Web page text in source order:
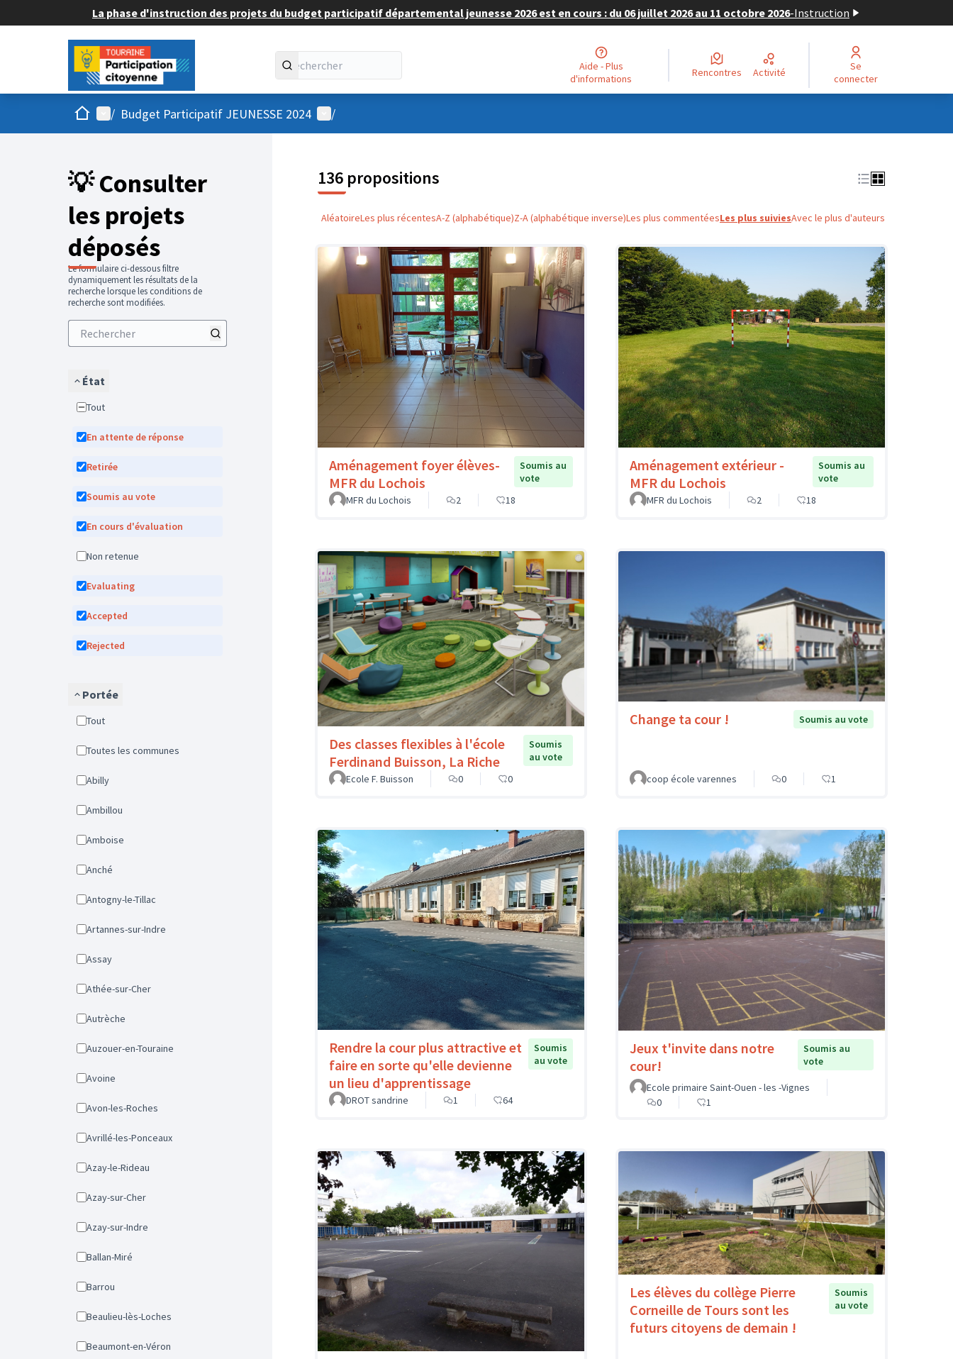
La phase d'instruction des projets du budget participatif départemental jeunesse 2026 est en cours : du 06 juillet 2026 au 11 octobre 2026-Instruction
Aide - Plus
d'informations
Rencontres Activité
Se
connecter
AccueilMenu principal
/ Budget Participatif JEUNESSE 2024 Menu utilisateur
/
💡 Consulter
les projets
déposés
Le formulaire ci-dessous filtre
dynamiquement les résultats de la
recherche lorsque les conditions de
recherche sont modifiées.
État
Tout
En attente de réponse
Retirée
Soumis au vote
En cours d'évaluation
Non retenue
Evaluating
Accepted
Rejected
Portée
Tout
Toutes les communes
Abilly
Ambillou
Amboise
Anché
Antogny-le-Tillac
Artannes-sur-Indre
Assay
Athée-sur-Cher
Autrèche
Auzouer-en-Touraine
Avoine
Avon-les-Roches
Avrillé-les-Ponceaux
Azay-le-Rideau
Azay-sur-Cher
Azay-sur-Indre
Ballan-Miré
Barrou
Beaulieu-lès-Loches
Beaumont-en-Véron
136 propositions
AléatoireLes plus récentesA-Z (alphabétique)Z-A (alphabétique inverse)Les plus commentéesLes plus suiviesAvec le plus d'auteurs
Aménagement foyer élèves-
MFR du Lochois
Soumis au
vote
MFR du Lochois
2 18
Aménagement extérieur -
MFR du Lochois
Soumis au
vote
MFR du Lochois
2 18
Des classes flexibles à l'école
Ferdinand Buisson, La Riche
Soumis
au vote
Ecole F. Buisson
0 0
Change ta cour ! Soumis au vote
coop école varennes 0 1
Rendre la cour plus attractive et
faire en sorte qu'elle devienne
un lieu d'apprentissage
Soumis
au vote
DROT sandrine 1 64
Jeux t'invite dans notre
cour!
Soumis au
vote
Ecole primaire Saint-Ouen - les -Vignes
0
1
Les élèves du collège Pierre
Corneille de Tours sont les
futurs citoyens de demain !
Soumis
au vote